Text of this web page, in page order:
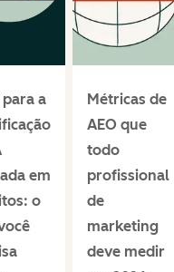
para a
em
o
Métricas de
AEO que
todo
profissional
de
marketing
deve medir